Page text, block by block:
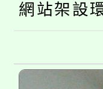
半價
份教
大溪
份教
淨零
會
115
網站架設